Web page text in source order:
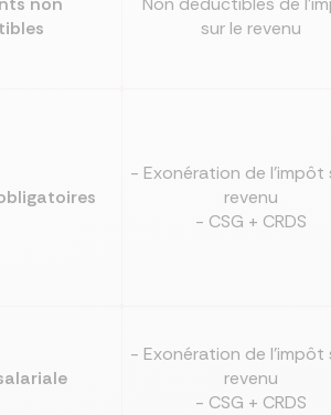
sur le revenu
- Exonération de l’impôt
revenu
- CSG + CRDS
- Exonération de l’impôt
revenu
- CSG + CRDS